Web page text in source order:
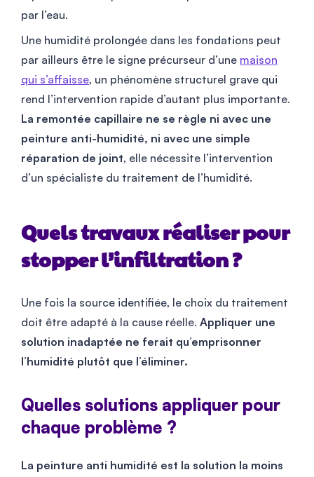
par l’eau.
Une humidité prolongée dans les fondations peut
par ailleurs être le signe précurseur d’une maison
qui s’affaisse, un phénomène structurel grave qui
rend l’intervention rapide d’autant plus importante.
La remontée capillaire ne se règle ni avec une
peinture anti-humidité, ni avec une simple
réparation de joint, elle nécessite l’intervention
d’un spécialiste du traitement de l’humidité.
Quels travaux réaliser pour
stopper l’infiltration ?
Une fois la source identifiée, le choix du traitement
doit être adapté à la cause réelle. Appliquer une
solution inadaptée ne ferait qu’emprisonner
l’humidité plutôt que l’éliminer.
Quelles solutions appliquer pour
chaque problème ?
La peinture anti humidité est la solution la moins